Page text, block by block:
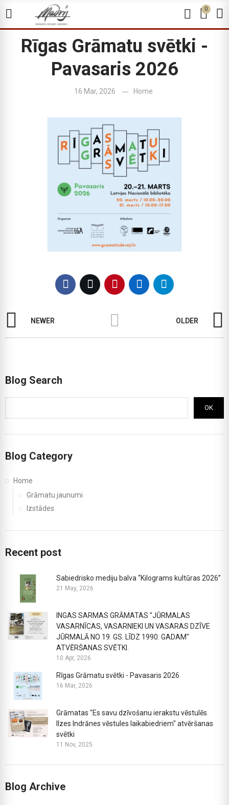
0
Rīgas Grāmatu svētki -
Pavasaris 2026
16 Mar, 2026 Home
NEWER OLDER
Blog Search
OK
Blog Category
Home
Grāmatu jaunumi
Izstādes
Recent post
Sabiedrisko mediju balva “Kilograms kultūras 2026”
21 May, 2026
INGAS SARMAS GRĀMATAS "JŪRMALAS
VASARNĪCAS, VASARNIEKI UN VASARAS DZĪVE
JŪRMALĀ NO 19. GS. LĪDZ 1990. GADAM"
ATVĒRŠANAS SVĒTKI.
10 Apr, 2026
Rīgas Grāmatu svētki - Pavasaris 2026
16 Mar, 2026
Grāmatas "Es savu dzīvošanu ierakstu vēstulēs.
Ilzes Indrānes vēstules laikabiedriem" atvēršanas
svētki
11 Nov, 2025
Blog Archive